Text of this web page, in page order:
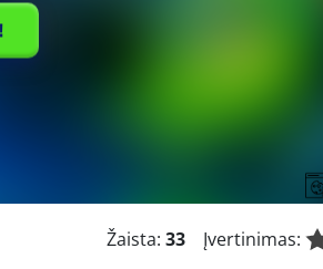
Žaista: 33 Įvertinimas: